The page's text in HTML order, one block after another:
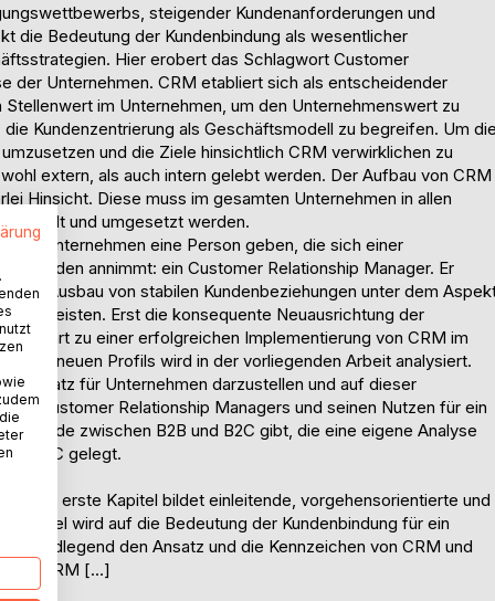
steigender Kundenanforderungen und
die Bedeutung der Kundenbindung als wesentlicher
Hier erobert das Schlagwort Customer
der Unternehmen. CRM etabliert sich als entscheidender
im Unternehmen, um den Unternehmenswert zu
Kundenzentrierung als Geschäftsmodell zu begreifen. Um
und die Ziele hinsichtlich CRM verwirklichen zu
extern, als auch intern gelebt werden. Der Aufbau von CRM
Hinsicht. Diese muss im gesamten Unternehmen in allen
gewollt und umgesetzt werden.
Unternehmen eine Person geben, die sich einer
Kunden annimmt: ein Customer Relationship Manager. Er
Ausbau von stabilen Kundenbeziehungen unter dem
Erst die konsequente Neuausrichtung der
führt zu einer erfolgreichen Implementierung von CRM im
neuen Profils wird in der vorliegenden Arbeit analysiert.
für Unternehmen darzustellen und auf dieser
Customer Relationship Managers und seinen Nutzen für ein
zwischen B2B und B2C gibt, die eine eigene Analyse
B2C gelegt.
Das erste Kapitel bildet einleitende, vorgehensorientierte und
Kapitel wird auf die Bedeutung der Kundenbindung für ein
grundlegend den Ansatz und die Kennzeichen von CRM und
von CRM […]